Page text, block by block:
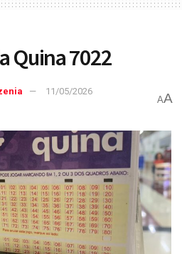
Quina 7022
11/05/2026
AA